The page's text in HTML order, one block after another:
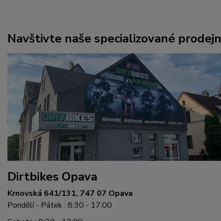
Navštivte naše specializované
Dirtbikes Opava
Krnovská 641/131, 747 07 Opava
Pondělí - Pátek : 8:30 - 17:00